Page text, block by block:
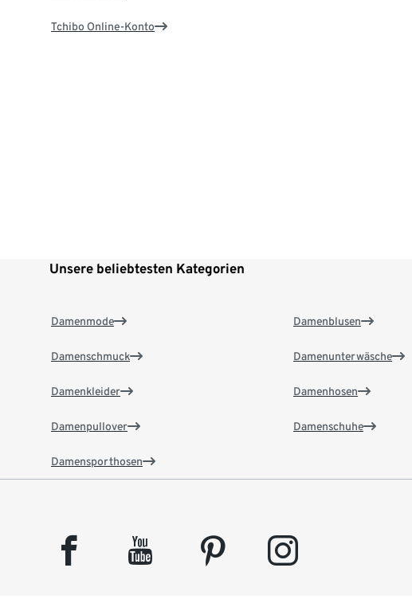
Tchibo Online-Konto
Unsere beliebtesten Kategorien
Damenmode
Damenschmuck
Damenkleider
Damenpullover
Damensporthosen
Damenblusen
Damenunterwäsche
Damenhosen
Damenschuhe
facebook youtube pinterest instagram